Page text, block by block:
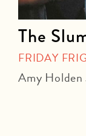
The
FRIDAY
Amy Holden